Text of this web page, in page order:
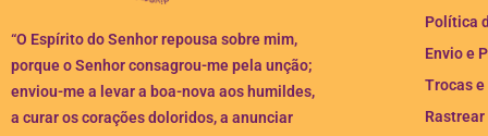
“O Espírito do Senhor repousa sobre mim,
porque o Senhor consagrou-me pela unção;
enviou-me a levar a boa-nova aos humildes,
a curar os corações doloridos, a anunciar
Política
Envio e
Trocas